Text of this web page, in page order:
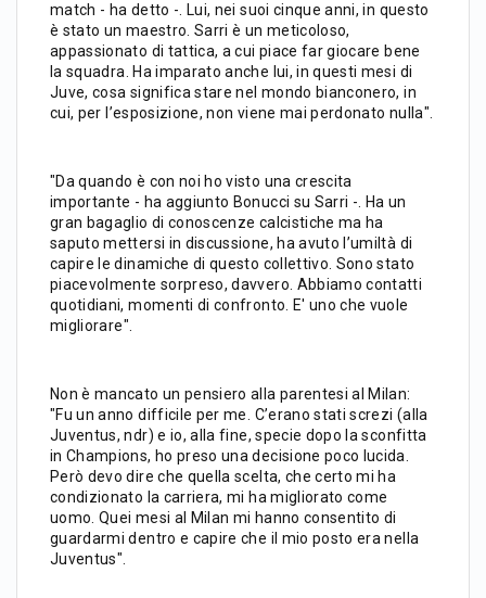
match - ha detto -. Lui, nei suoi cinque anni, in questo
è stato un maestro. Sarri è un meticoloso,
appassionato di tattica, a cui piace far giocare bene
la squadra. Ha imparato anche lui, in questi mesi di
Juve, cosa significa stare nel mondo bianconero, in
cui, per l’esposizione, non viene mai perdonato nulla".
"Da quando è con noi ho visto una crescita
importante - ha aggiunto Bonucci su Sarri -. Ha un
gran bagaglio di conoscenze calcistiche ma ha
saputo mettersi in discussione, ha avuto l’umiltà di
capire le dinamiche di questo collettivo. Sono stato
piacevolmente sorpreso, davvero. Abbiamo contatti
quotidiani, momenti di confronto. E' uno che vuole
migliorare".
Non è mancato un pensiero alla parentesi al Milan:
"Fu un anno difficile per me. C’erano stati screzi (alla
Juventus, ndr) e io, alla fine, specie dopo la sconfitta
in Champions, ho preso una decisione poco lucida.
Però devo dire che quella scelta, che certo mi ha
condizionato la carriera, mi ha migliorato come
uomo. Quei mesi al Milan mi hanno consentito di
guardarmi dentro e capire che il mio posto era nella
Juventus".